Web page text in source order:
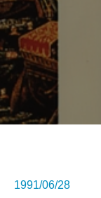
1991/06/28